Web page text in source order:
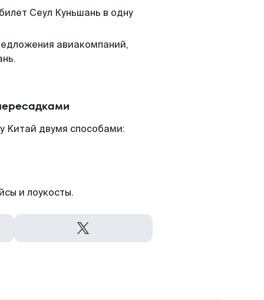
Сеул Куньшань в одну
авиакомпаний,
Китай двумя способами:
и лоукосты.